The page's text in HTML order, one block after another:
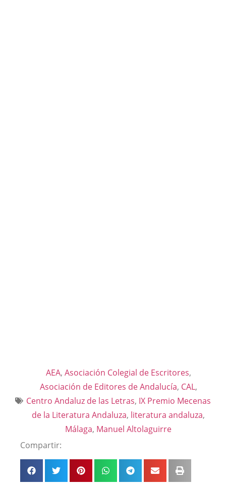
AEA, Asociación Colegial de Escritores,
Asociación de Editores de Andalucía, CAL,
Centro Andaluz de las Letras, IX Premio Mecenas
de la Literatura Andaluza, literatura andaluza,
Málaga, Manuel Altolaguirre
Compartir: